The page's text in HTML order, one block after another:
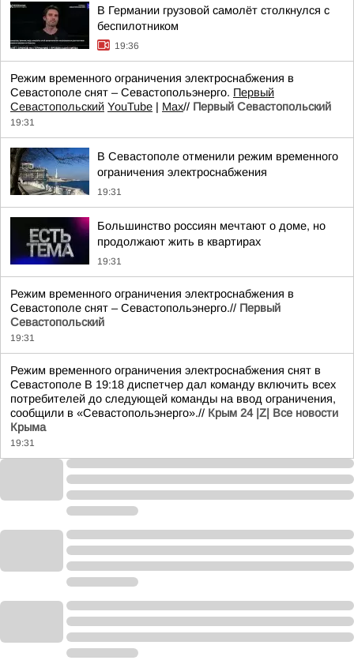
В Германии грузовой самолёт столкнулся с
беспилотником
19:36
Режим временного ограничения электроснабжения в
Севастополе снят – Севастопольэнерго. Первый
Севастопольский YouTube | Max// Первый Севастопольский
19:31
В Севастополе отменили режим временного
ограничения электроснабжения
19:31
Большинство россиян мечтают о доме, но
продолжают жить в квартирах
19:31
Режим временного ограничения электроснабжения в
Севастополе снят – Севастопольэнерго.// Первый
Севастопольский
19:31
Режим временного ограничения электроснабжения снят в
Севастополе В 19:18 диспетчер дал команду включить всех
потребителей до следующей команды на ввод ограничения,
сообщили в «Севастопольэнерго».// Крым 24 |Z| Все новости
Крыма
19:31